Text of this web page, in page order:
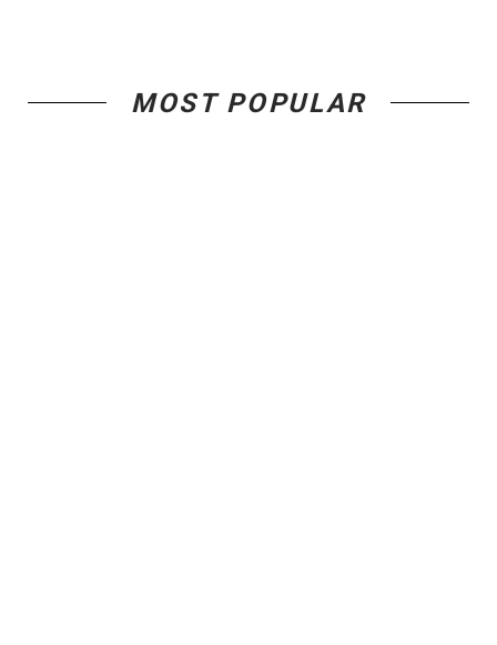
MOST POPULAR